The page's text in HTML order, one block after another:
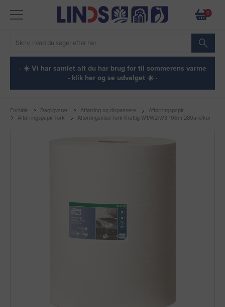
0
· ☀️ Vi har samlet alt du har brug for til sommerens varme
- klik her og se udvalget ☀️ ·
Forside Dagligvarer Aftørring og dispensere
Aftørringspapir
Aftørringspapir Tork
Aftørringsklud Tork Kraftig W1/W2/W3 106m 280ark/kar